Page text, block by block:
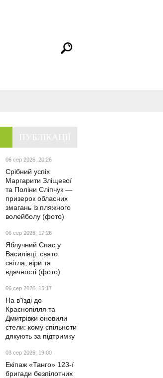
06 сер 2026, 20:26
Срібний успіх
Маргарити Зліщевої
та Поліни Сліпчук —
призерок обласних
змагань із пляжного
волейболу (фото)
06 сер 2026, 17:26
Яблучний Спас у
Василівці: свято
світла, віри та
вдячності (фото)
06 сер 2026, 15:17
На в’їзді до
Краснопілля та
Дмитрівки оновили
стели: кому спільноти
дякують за підтримку
03 сер 2026, 19:00
Екіпаж «Танго» 123-ї
бригади безпілотних